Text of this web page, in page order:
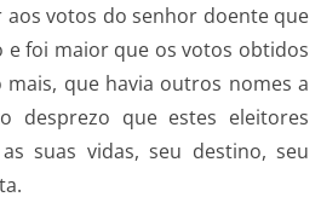
votos do senhor doente que
foi maior que os votos obtidos
que havia outros nomes a
desprezo que estes eleitores
suas vidas, seu destino, seu